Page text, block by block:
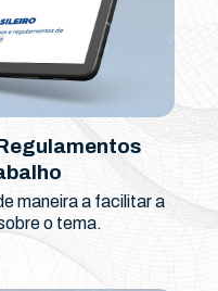
maneira a facilitar a
o tema.